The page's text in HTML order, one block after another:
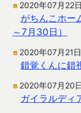
2020年07月22日
がちんこホー
～7月30日）
2020年07月21日
錯覚くんに錯
2020年07月20日
ガイラルディ